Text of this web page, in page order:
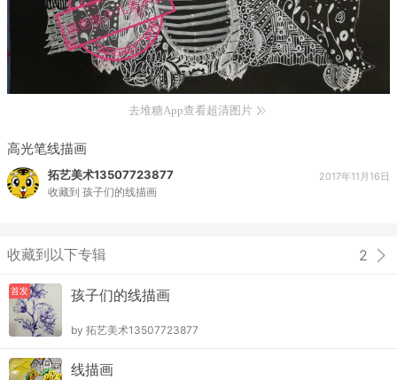
去堆糖App查看超清图片
高光笔线描画
拓艺美术13507723877
收藏到 孩子们的线描画
2017年11月16日
收藏到以下专辑 2
首发 孩子们的线描画
by 拓艺美术13507723877
线描画